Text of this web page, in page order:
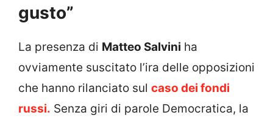
gusto”
La presenza di Matteo Salvini ha
ovviamente suscitato l’ira delle opposizioni
che hanno rilanciato sul caso dei fondi
russi. Senza giri di parole Democratica, la